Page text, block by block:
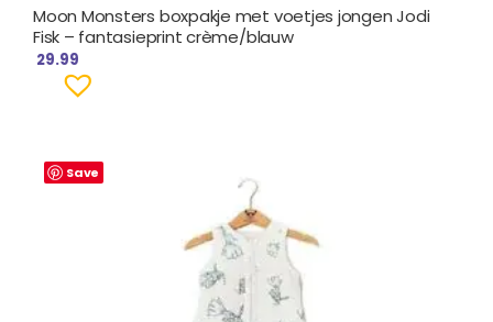
Moon Monsters boxpakje met voetjes jongen Jodi
Fisk – fantasieprint crème/blauw
29.99
Save